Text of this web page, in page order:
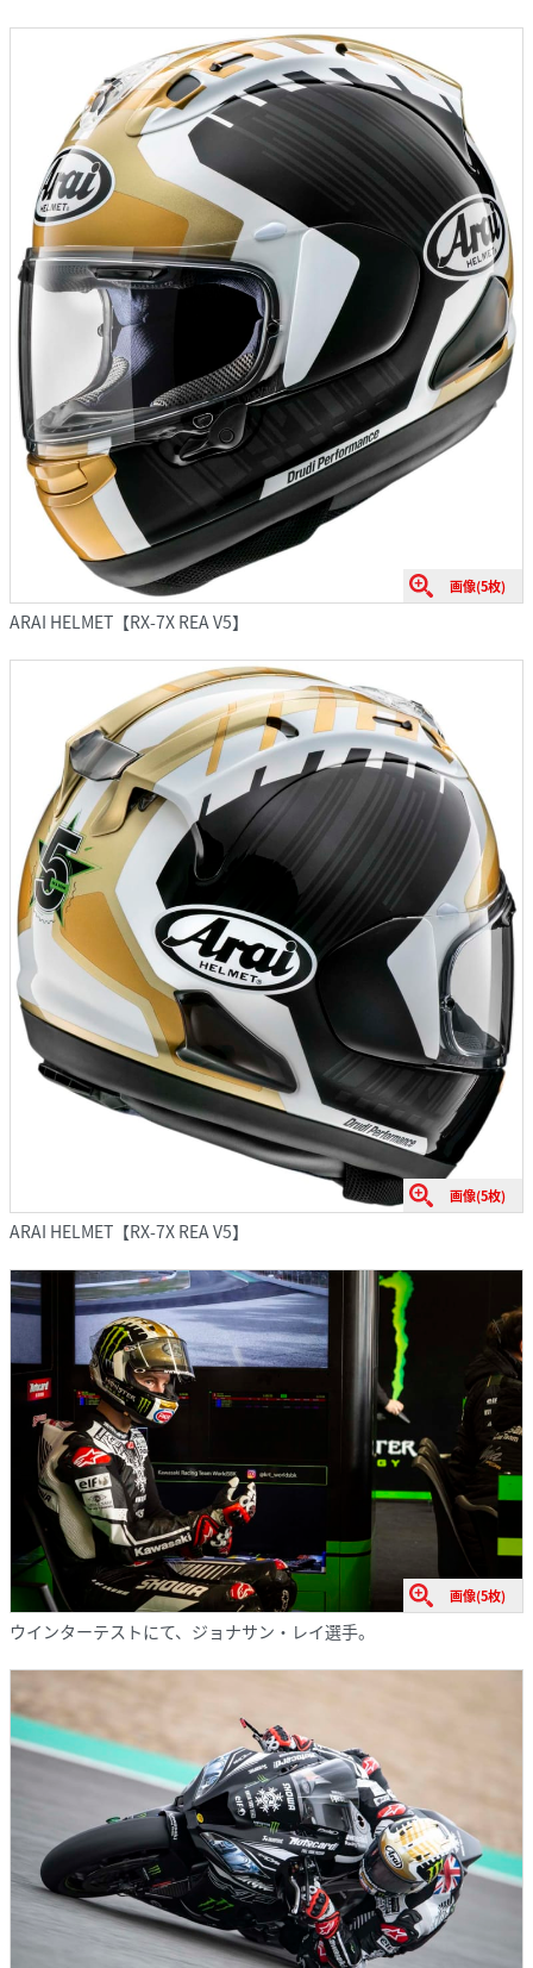
画像(5枚)
ARAI HELMET【RX-7X REA V5】
画像(5枚)
ARAI HELMET【RX-7X REA V5】
画像(5枚)
ウインターテストにて、ジョナサン・レイ選手。